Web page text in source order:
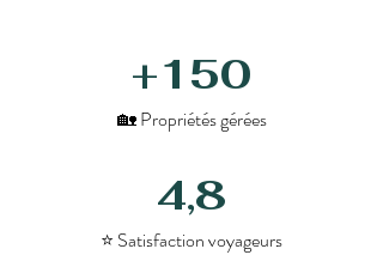
+150
🏡 Propriétés gérées
4,8
⭐ Satisfaction voyageurs